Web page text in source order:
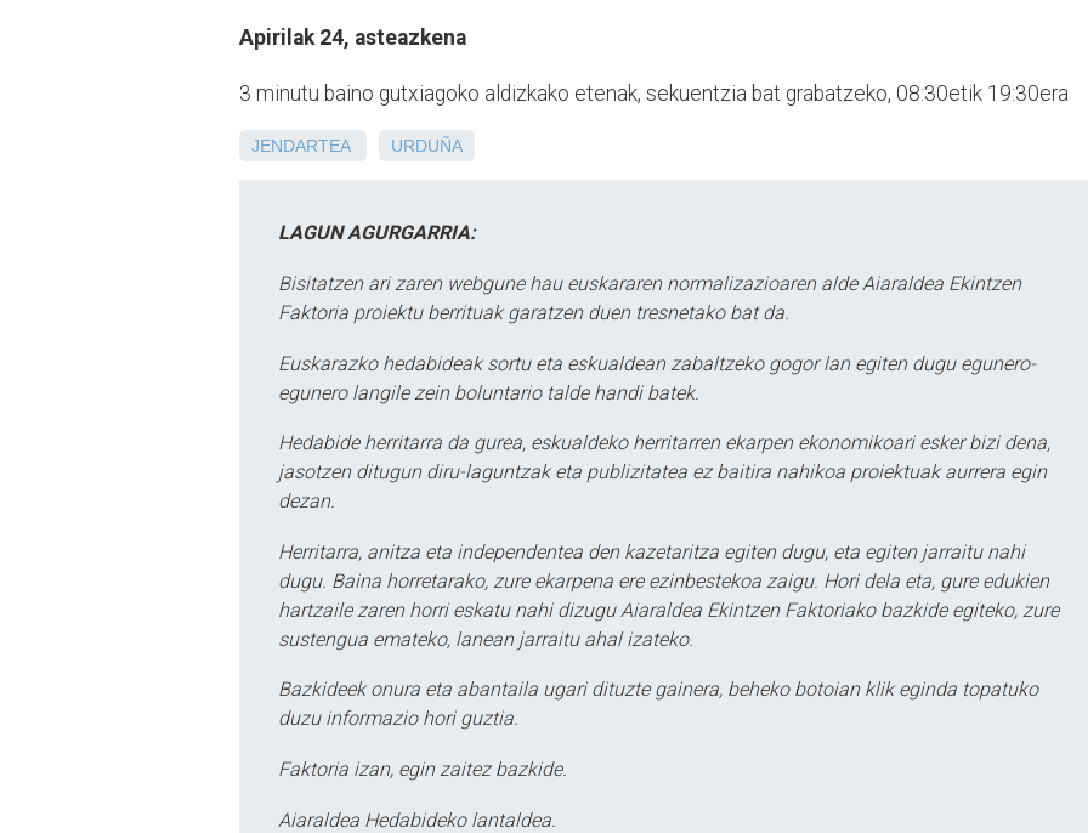
Apirilak 24, asteazkena
3 minutu baino gutxiagoko aldizkako etenak, sekuentzia bat grabatzeko, 08:30etik 19:30era
JENDARTEA URDUÑA
LAGUN AGURGARRIA:
Bisitatzen ari zaren webgune hau euskararen normalizazioaren alde Aiaraldea Ekintzen
Faktoria proiektu berrituak garatzen duen tresnetako bat da.
Euskarazko hedabideak sortu eta eskualdean zabaltzeko gogor lan egiten dugu egunero-
egunero langile zein boluntario talde handi batek.
Hedabide herritarra da gurea, eskualdeko herritarren ekarpen ekonomikoari esker bizi dena,
jasotzen ditugun diru-laguntzak eta publizitatea ez baitira nahikoa proiektuak aurrera egin
dezan.
Herritarra, anitza eta independentea den kazetaritza egiten dugu, eta egiten jarraitu nahi
dugu. Baina horretarako, zure ekarpena ere ezinbestekoa zaigu. Hori dela eta, gure edukien
hartzaile zaren horri eskatu nahi dizugu Aiaraldea Ekintzen Faktoriako bazkide egiteko, zure
sustengua emateko, lanean jarraitu ahal izateko.
Bazkideek onura eta abantaila ugari dituzte gainera, beheko botoian klik eginda topatuko
duzu informazio hori guztia.
Faktoria izan, egin zaitez bazkide.
Aiaraldea Hedabideko lantaldea.